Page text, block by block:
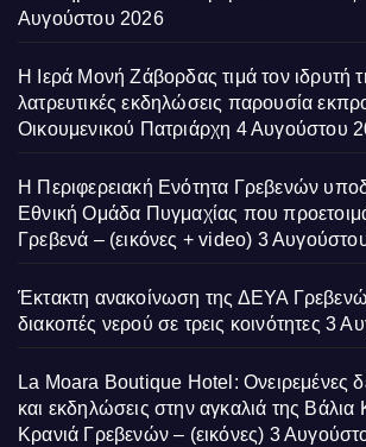
Αυγούστου 2026
Η Ιερά Μονή Ζάβορδας τιμά τον ιδρυτή
λατρευτικές εκδηλώσεις παρουσία
Οικουμενικού Πατριάρχη 4 Αυγούστου
Η Περιφερειακή Ενότητα Γρεβενών
Εθνική Ομάδα Πυγμαχίας που
Γρεβενά – (εικόνες + video) 3
Έκτακτη ανακοίνωση της ΔΕΥΑ
διακοπές νερού σε τρεις κοινότητες 3
La Moara Boutique Hotel: Ονειρεμένες
και εκδηλώσεις στην αγκαλιά της Βάλια
Κρανιά Γρεβενών – (εικόνες) 3